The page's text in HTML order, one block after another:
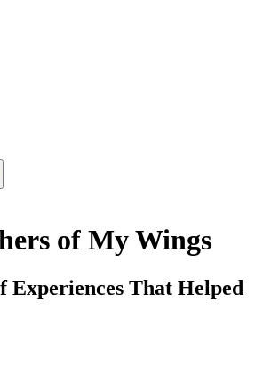
of My Wings
Experiences That Helped